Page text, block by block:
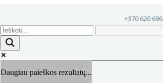
+370 620
Daugiau paieškos rezultatų...
Exact matches only